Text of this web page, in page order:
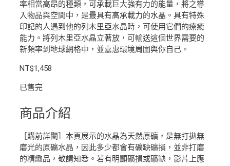
率相當高昂的種類，可承載巨大強有力的能量，將之導
入物品與空間中，是最具有高承載力的水晶。具有特殊
印記的人遇到他的列木里亞水晶時，可使用它們的療癒
能力。將列木里亞水晶立著放，可輸送這個世界需要的
新頻率到地球網格中，並嘉惠環境周圍與你自己。
NT$1,458
已售完
商品介紹
［購前詳閱］本頁展示的水晶為天然原礦，是無打拋無
磨光的原礦水晶，因此多少都會有礦缺礦損，並非打磨
的精緻品，敬請知悉。若有明顯礦損或礦缺，影片上應